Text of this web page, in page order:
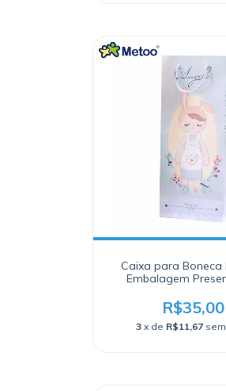
Caixa para Boneca
Embalagem
R$35,00
3 x de R$11,67